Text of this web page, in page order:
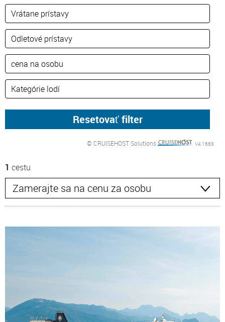
© CRUISEHOST Solutions V4.1663
1 cestu